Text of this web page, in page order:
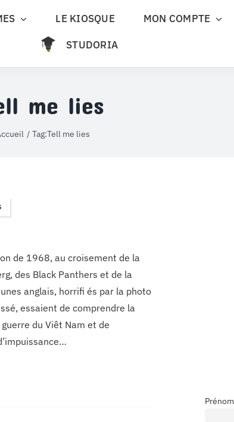
LE KIOSQUE
MON COMPTE
STUDORIA
me lies
Tag:Tell me lies
de 1968, au croisement de la
des Black Panthers et de la
anglais, horrifi és par la photo
essaient de comprendre la
du Viêt Nam et de
Prénom